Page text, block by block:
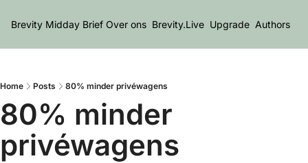
Brevity Midday Brief Over ons Brevity.Live Upgrade Authors
Home Posts 80% minder privéwagens
80% minder
privéwagens